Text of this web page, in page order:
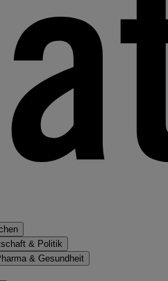
& Politik
& Gesundheit